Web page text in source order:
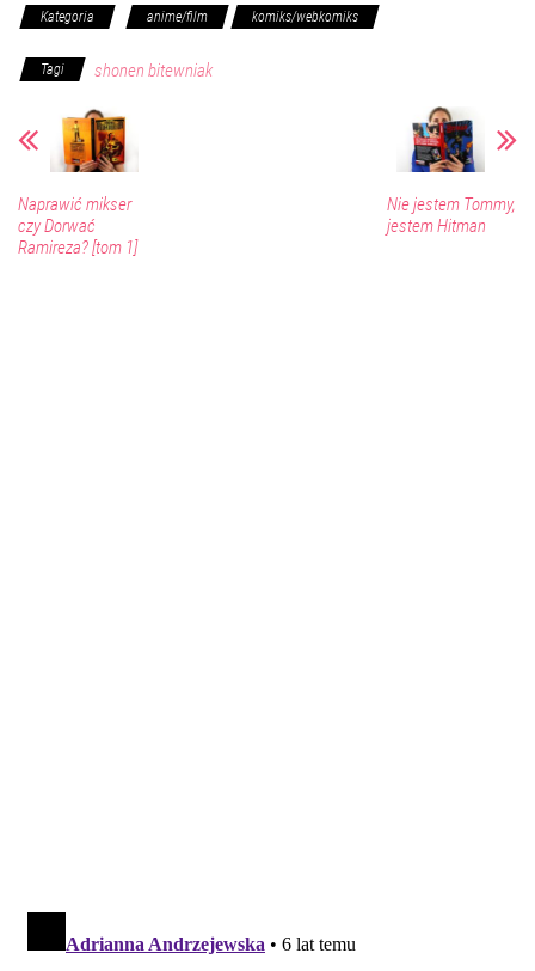
Kategoria anime/film komiks/webkomiks
Tagi shonen bitewniak
Naprawić mikser
czy Dorwać
Ramireza? [tom 1]
Nie jestem Tommy,
jestem Hitman